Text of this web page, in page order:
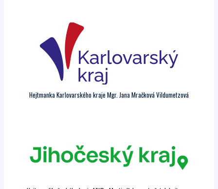
Hejtmanka Karlovarského kraje Mgr. Jana Mračková Vildumetzová